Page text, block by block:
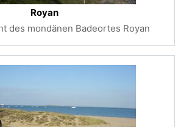
Royan
des mondänen Badeortes Royan